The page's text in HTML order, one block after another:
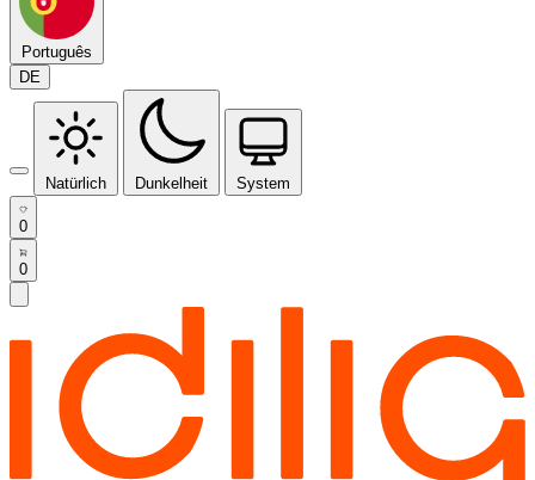
Português
DE
Natürlich Dunkelheit System
0
0